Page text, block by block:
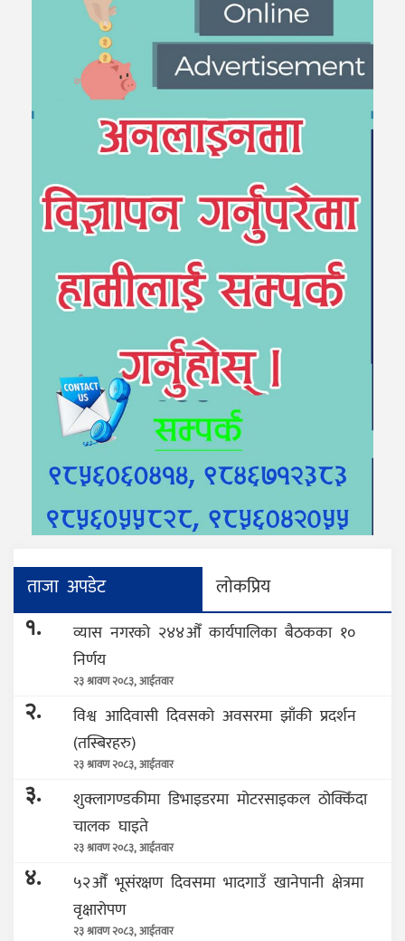
ताजा अपडेट लोकप्रिय
१.
व्यास नगरको २४४औँ कार्यपालिका बैठकका १०
निर्णय
२३ श्रावण २०८३, आईतवार
२.
विश्व आदिवासी दिवसको अवसरमा झाँकी प्रदर्शन
(तस्बिरहरु)
२३ श्रावण २०८३, आईतवार
३.
शुक्लागण्डकीमा डिभाइडरमा मोटरसाइकल ठोक्किँदा
चालक घाइते
२३ श्रावण २०८३, आईतवार
४.
५२औँ भूसंरक्षण दिवसमा भादगाउँ खानेपानी क्षेत्रमा
वृक्षारोपण
२३ श्रावण २०८३, आईतवार